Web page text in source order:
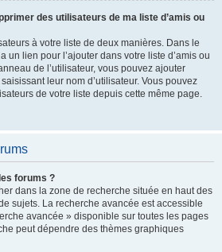
des utilisateurs de ma liste d’amis ou
à votre liste de deux manières. Dans le
un lien pour l’ajouter dans votre liste d’amis ou
de l’utilisateur, vous pouvez ajouter
leur nom d’utilisateur. Vous pouvez
de votre liste depuis cette même page.
forums ?
dans la zone de recherche située en haut des
sujets. La recherche avancée est accessible
avancée » disponible sur toutes les pages
peut dépendre des thèmes graphiques